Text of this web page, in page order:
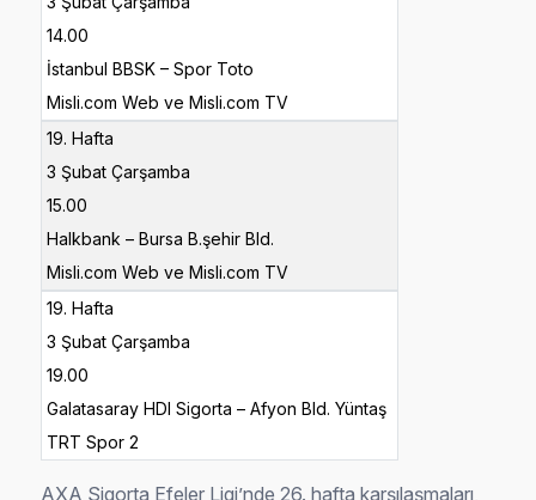
14.00
İstanbul BBSK – Spor Toto
Misli.com Web ve Misli.com TV
19. Hafta
3 Şubat Çarşamba
15.00
Halkbank – Bursa B.şehir Bld.
Misli.com Web ve Misli.com TV
19. Hafta
3 Şubat Çarşamba
19.00
Galatasaray HDI Sigorta – Afyon Bld. Yüntaş
TRT Spor 2
AXA Sigorta Efeler Ligi’nde 26. hafta karşılaşmaları,